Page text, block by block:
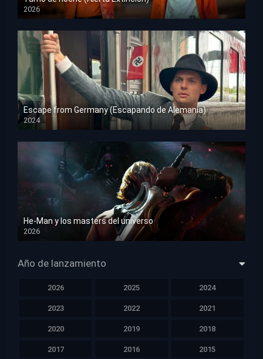
2026
HD 1080p
Escape from Germany (Escapando de Alemania)
2024
HD 1080p
He-Man y los masters del universo
2026
HD 1080p
Año de lanzamiento
2026 2025 2024
2023 2022 2021
2020 2019 2018
2017 2016 2015